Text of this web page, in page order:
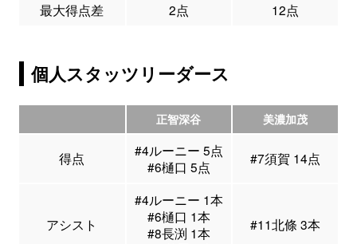
最大得点差
2点 12点
個人スタッツリーダース
正智深谷 美濃加茂
得点
#4ルーニー 5点
#6樋口 5点
#7須賀 14点
アシスト
#4ルーニー 1本
#6樋口 1本
#8長渕 1本
#11北條 3本